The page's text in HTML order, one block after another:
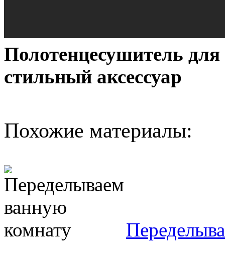
Полотенцесушитель
стильный аксессуар
Похожие материалы: